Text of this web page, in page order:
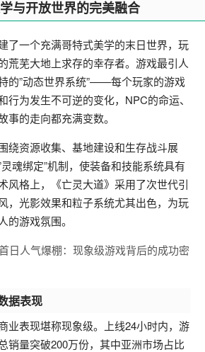
与开放世界的完美融合
了一个充满哥特式美学的末日世界，玩
荒芜大地上求存的幸存者。游戏最引人
的”动态世界系统”——每个玩家的游戏
行为发生不可逆的变化，NPC的命运、
事的走向都充满变数。
绕资源收集、基地建设和生存战斗展
魂绑定”机制，使装备和技能系统具有
风格上，《亡灵大道》采用了次世代引
，光影效果和粒子系统尤其出色，为玩
的游戏氛围。
据表现
业表现堪称现象级。上线24小时内，游
销量突破200万份，其中亚洲市场占比